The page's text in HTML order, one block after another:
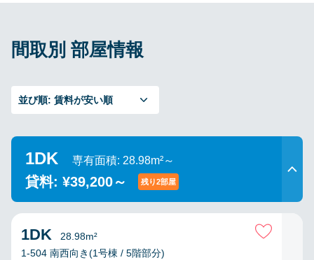
間取別 部屋情報
並び順: 賃料が安い順
1DK 専有面積: 28.98m²～
貸料: ¥39,200～ 残り2部屋
1DK
28.98m²
1-504 南西向き(1号棟 / 5階部分)